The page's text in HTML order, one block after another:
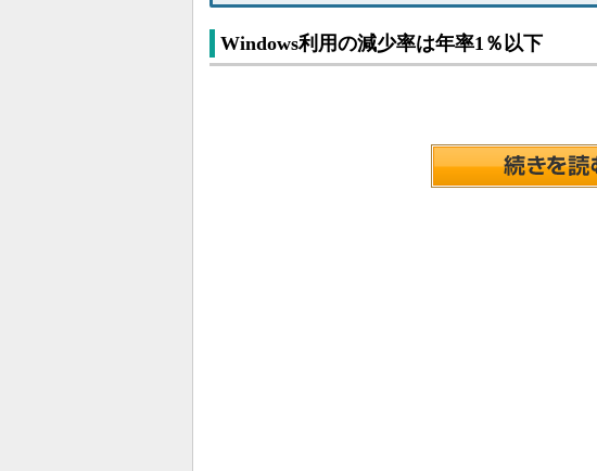
Windows利用の減少率は年率1％以下